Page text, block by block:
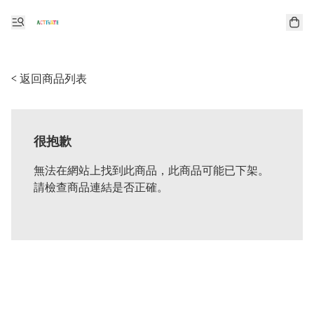
< 返回商品列表
很抱歉
無法在網站上找到此商品，此商品可能已下架。
請檢查商品連結是否正確。